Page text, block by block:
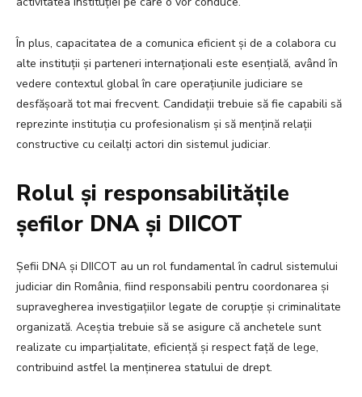
În plus, capacitatea de a comunica eficient și de a colabora cu
alte instituții și parteneri internaționali este esențială, având în
vedere contextul global în care operațiunile judiciare se
desfășoară tot mai frecvent. Candidații trebuie să fie capabili să
reprezinte instituția cu profesionalism și să mențină relații
constructive cu ceilalți actori din sistemul judiciar.
Rolul și responsabilitățile
șefilor DNA și DIICOT
Șefii DNA și DIICOT au un rol fundamental în cadrul sistemului
judiciar din România, fiind responsabili pentru coordonarea și
supravegherea investigațiilor legate de corupție și criminalitate
organizată. Aceștia trebuie să se asigure că anchetele sunt
realizate cu imparțialitate, eficiență și respect față de lege,
contribuind astfel la menținerea statului de drept.